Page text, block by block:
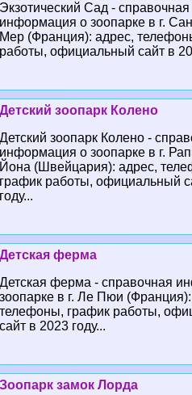
Экзотический Сад - справочная
информация о зоопарке в г.
Мер (Франция): адрес,
работы, официальный сайт в
Детский зоопарк Колено
Детский зоопарк Колено -
информация о зоопарке в г.
Йона (Швейцария): адрес,
график работы, официальный
году...
Детская ферма
Детская ферма - справочная
зоопарке в г. Ле Пюи
телефоны, график работы,
сайт в 2023 году...
Зоопарк замок Лорда